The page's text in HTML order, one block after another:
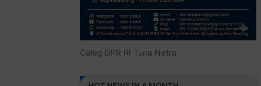
Caleg DPR RI Tuna Netra